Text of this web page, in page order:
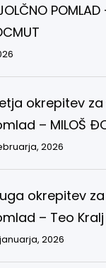
POMLAD
okrepitev
– MILOŠ
2026
okrepitev
– Teo
2026